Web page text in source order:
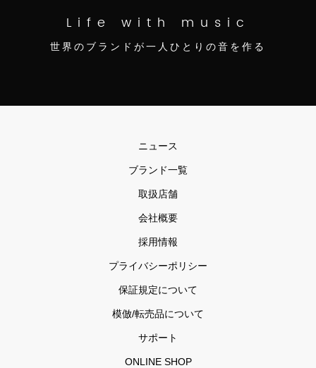
Life with music
世界のブランドが一人ひとりの音を作る
ニュース
ブランド一覧
取扱店舗
会社概要
採用情報
プライバシーポリシー
保証規定について
模倣/転売品について
サポート
ONLINE SHOP